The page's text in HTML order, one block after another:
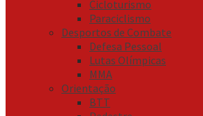
Cicloturismo
Paraciclismo
Desportos de Combate
Defesa Pessoal
Lutas Olímpicas
MMA
Orientação
BTT